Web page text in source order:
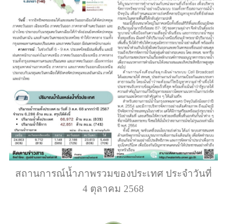
สถานการณ์น้ำภาพรวมของประเทศ ประจำวันที่
4 ตุลาคม 2568